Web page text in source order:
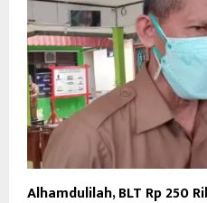
Alhamdulilah, BLT Rp 250